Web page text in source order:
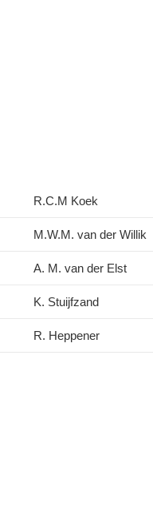
R.C.M Koek
M.W.M. van der Willik
A. M. van der Elst
K. Stuijfzand
R. Heppener